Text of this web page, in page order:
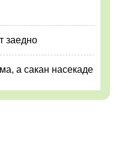
заедно
а сакан насекаде